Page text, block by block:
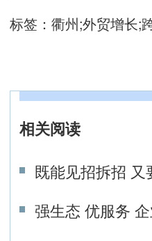
标签： 衢州;外贸增长;
相关阅读
既能见招拆招 又
强生态 优服务